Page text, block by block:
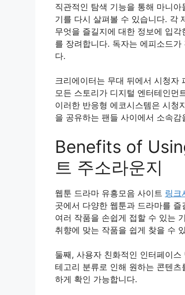
직관적인 탐색 기능을 통해 마니
기를 다시 살펴볼 수 있습니다. 각
무엇을 즐길지에 대한 정보에 입
를 장려합니다. 독자는 에피소드
다.
크리에이터는 무대 뒤에서 시청자
모든 스토리가 디지털 엔터테인먼
이러한 반응형 에코시스템은 시청
을 공유하는 팬들 사이에서 소속감
Benefits of
트 주소라운지
웹툰 드라마 유흥모음 사이트 링크
곳에서 다양한 웹툰과 드라마를
여러 작품을 손쉽게 접할 수 있는
취향에 맞는 작품을 쉽게 찾을 수
둘째, 사용자 친화적인 인터페이
테고리 분류로 인해 원하는 콘텐
하게 확인 가능합니다.